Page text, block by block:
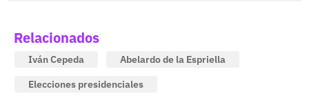
Relacionados
Iván Cepeda
Abelardo de la Espriella
Elecciones presidenciales